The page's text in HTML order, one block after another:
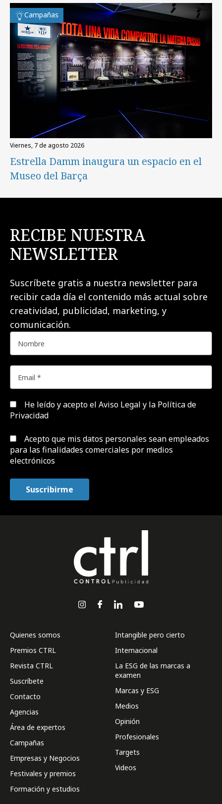
Campañas
viernes, 7 de agosto 2026
Estrella Damm inaugura un espacio en el
Museo del Barça
RECIBE NUESTRA
NEWSLETTER
Suscríbete gratis a nuestra newsletter para
recibir cada día el contenido más actual sobre
creatividad, publicidad, marketing, y
comunicación.
He leído y acepto el Aviso Legal y la Política de
Privacidad
Acepto que mis datos personales sean empleados
para las finalidades comerciales por medios
electrónicos
Quienes somos
Premios CTRL
Revista CTRL
Suscríbete
Contacto
Agencias
Área de expertos
Campañas
Empresas y Negocios
Festivales y premios
Formación y estudios
Intangible pero cierto
Internacional
La ESG de las marcas a
examen
Marcas y ESG
Medios
Opinión
Profesionales
Targets
Videos